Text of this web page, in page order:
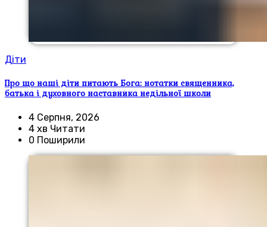
Діти
Про що наші діти питають Бога: нотатки священника,
батька і духовного наставника недільної школи
4 Серпня, 2026
4 хв Читати
0 Поширили